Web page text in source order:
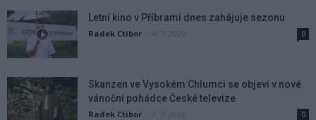
Letní kino v Příbrami dnes zahájuje sezonu
Radek Ctibor 0
Skanzen ve Vysokém Chlumci se objeví v nové
vánoční pohádce České televize
Radek Ctibor 0